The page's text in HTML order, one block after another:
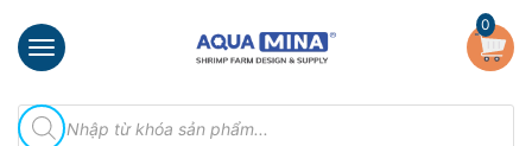
×
chủ
0
Tìm
kiếm